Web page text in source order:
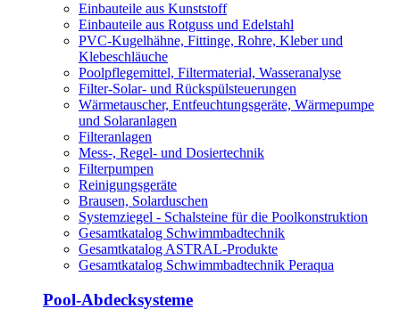
Einbauteile aus Kunststoff
Einbauteile aus Rotguss und Edelstahl
PVC-Kugelhähne, Fittinge, Rohre, Kleber und
Klebeschläuche
Poolpflegemittel, Filtermaterial, Wasseranalyse
Filter-Solar- und Rückspülsteuerungen
Wärmetauscher, Entfeuchtungsgeräte, Wärmepumpe
und Solaranlagen
Filteranlagen
Mess-, Regel- und Dosiertechnik
Filterpumpen
Reinigungsgeräte
Brausen, Solarduschen
Systemziegel - Schalsteine für die Poolkonstruktion
Gesamtkatalog Schwimmbadtechnik
Gesamtkatalog ASTRAL-Produkte
Gesamtkatalog Schwimmbadtechnik Peraqua
Pool-Abdecksysteme